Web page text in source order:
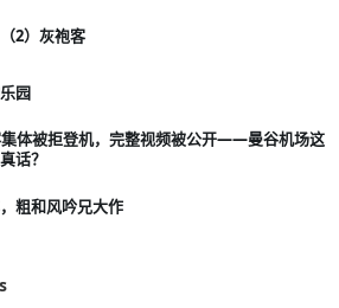
2）灰袍客
园
体被拒登机，完整视频被公开——曼谷机场这
话？
粗和风吟兄大作